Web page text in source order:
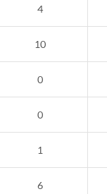
4
10
0
0
1
6